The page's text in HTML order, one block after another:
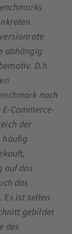
abhängig
D.h.
nach
Commerce-
der
häufig
auf das
das
ist selten
gebildet
des